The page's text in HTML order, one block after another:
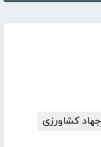
جهاد کشاورزی